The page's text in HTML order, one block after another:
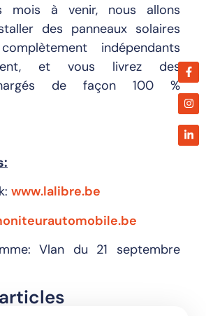
mois à venir, nous allons
des panneaux solaires
indépendants
et vous livrez des
de façon 100 %
www.lalibre.be
Vlan du 21 septembre